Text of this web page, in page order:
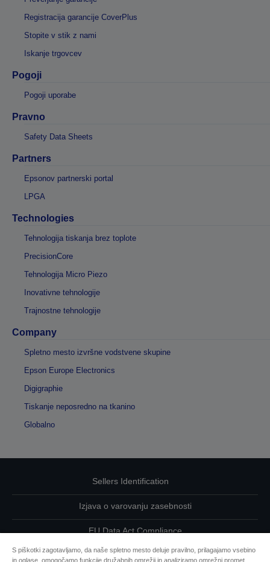
Registracija garancije CoverPlus
Stopite v stik z nami
Iskanje trgovcev
Pogoji
Pogoji uporabe
Pravno
Safety Data Sheets
Partners
Epsonov partnerski portal
LPGA
Technologies
Tehnologija tiskanja brez toplote
PrecisionCore
Tehnologija Micro Piezo
Inovativne tehnologije
Trajnostne tehnologije
Company
Spletno mesto izvršne vodstvene skupine
Epson Europe Electronics
Digigraphie
Tiskanje neposredno na tkanino
Globalno
Sellers Identification
Izjava o varovanju zasebnosti
EU Data Act Compliance
Kontaktirajte nas glede svojih podatkov
S piškotki zagotavljamo, da naše spletno mesto deluje pravilno, prilagajamo vsebino
in oglase, omogočamo funkcije družabnih omrežij in analiziramo omrežni promet.